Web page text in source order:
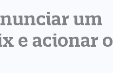
um
e acionar o